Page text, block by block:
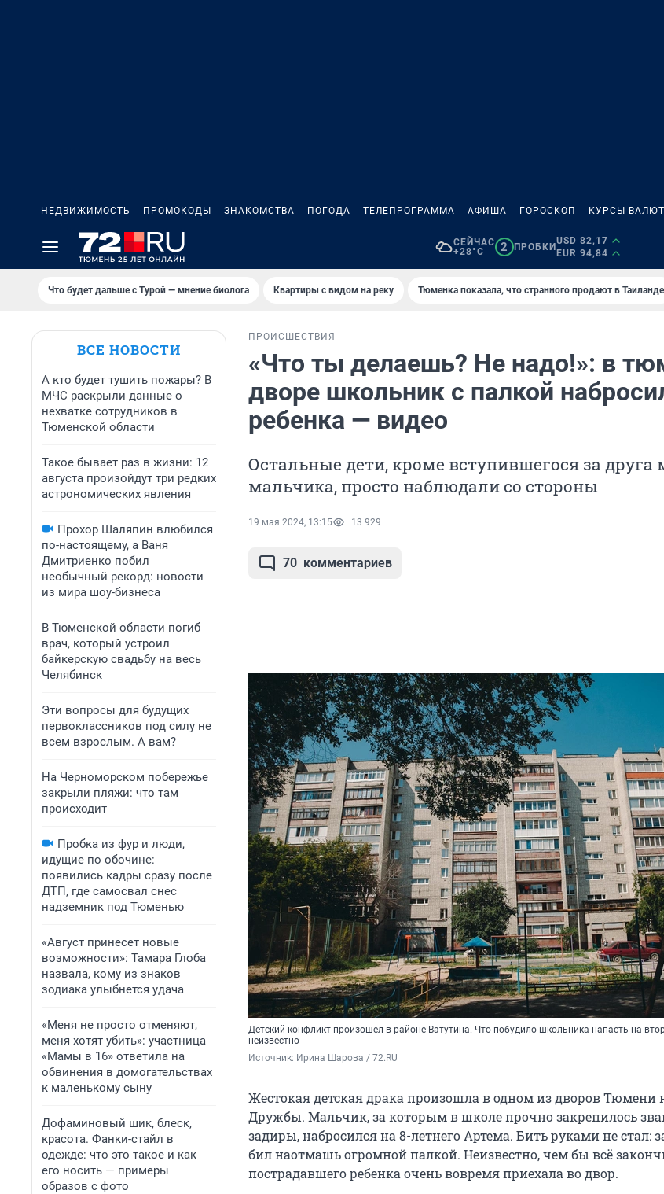
НЕДВИЖИМОСТЬ ПРОМОКОДЫ ЗНАКОМСТВА ПОГОДА ТЕЛЕПРОГРАММА АФИША ГОРОСКОП КУРСЫ ВАЛЮТ
СЕЙЧАС
+28°C
2 ПРОБКИ
USD 82,17
EUR 94,84
Что будет дальше с Турой — мнение биолога Квартиры с видом на реку Тюменка показала, что странного продают в Таиланде
ВСЕ НОВОСТИ
А кто будет тушить пожары? В
МЧС раскрыли данные о
нехватке сотрудников в
Тюменской области
Такое бывает раз в жизни: 12
августа произойдут три редких
астрономических явления
Прохор Шаляпин влюбился
по-настоящему, а Ваня
Дмитриенко побил
необычный рекорд: новости
из мира шоу-бизнеса
В Тюменской области погиб
врач, который устроил
байкерскую свадьбу на весь
Челябинск
Эти вопросы для будущих
первоклассников под силу не
всем взрослым. А вам?
На Черноморском побережье
закрыли пляжи: что там
происходит
Пробка из фур и люди,
идущие по обочине:
появились кадры сразу после
ДТП, где самосвал снес
надземник под Тюменью
«Август принесет новые
возможности»: Тамара Глоба
назвала, кому из знаков
зодиака улыбнется удача
«Меня не просто отменяют,
меня хотят убить»: участница
«Мамы в 16» ответила на
обвинения в домогательствах
к маленькому сыну
Дофаминовый шик, блеск,
красота. Фанки-стайл в
одежде: что это такое и как
его носить — примеры
образов с фото
ПРОИСШЕСТВИЯ
«Что ты делаешь? Не надо!»: в
дворе школьник с палкой
ребенка — видео
Остальные дети, кроме вступившегося за друга
мальчика, просто наблюдали со стороны
19 мая 2024, 13:15 13 929
70 комментариев
Детский конфликт произошел в районе Ватутина. Что побудило школьника напасть на
неизвестно
Источник: Ирина Шарова / 72.RU
Жестокая детская драка произошла в одном из дворов Тюмени
Дружбы. Мальчик, за которым в школе прочно закрепилось
задиры, набросился на 8-летнего Артема. Бить руками не стал:
бил наотмашь огромной палкой. Неизвестно, чем бы всё
пострадавшего ребенка очень вовремя приехала во двор.